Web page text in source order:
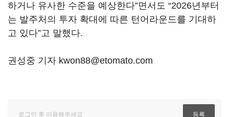
하거나 유사한 수준을 예상한다”면서도 “2026년부터
는 발주처의 투자 확대에 따른 턴어라운드를 기대하
고 있다”고 말했다.
권성중 기자 kwon88@etomato.com